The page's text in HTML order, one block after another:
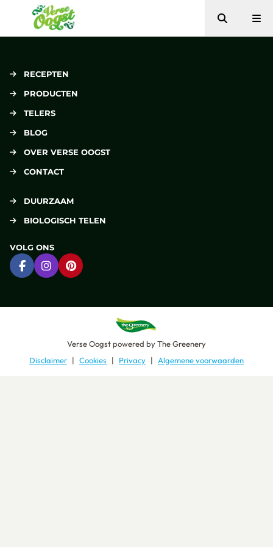
Verse Oogst
Zoeken
RECEPTEN
PRODUCTEN
TELERS
BLOG
OVER VERSE OOGST
CONTACT
DUURZAAM
BIOLOGISCH TELEN
VOLG ONS
Ga naar Facebook
Ga naar Instagram
Ga naar Pinterest
Verse Oogstpowered byThe Greenery
Disclaimer
Cookies Privacy Algemene voorwaarden